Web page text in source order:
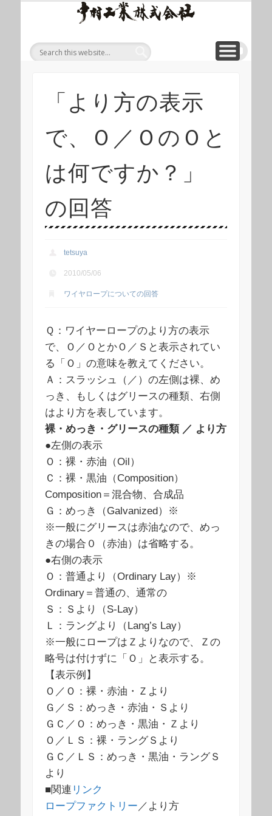
ープ
等重
製品
総合
業株
CORPORATE 会社概要
WIREROPE ワイヤロープについて
MODULIFT モジュリフト
PRODUCT 製品
ONLINE SHOP 「ロープくん」ECショップ
CONTACT お問い合わせ
「より方の表示
で、Ｏ／ＯのＯと
は何ですか？」
の回答
tetsuya
2010/05/06
ワイヤロープについての回答
Ｑ：ワイヤーロープのより方の表示
で、Ｏ／ＯとかＯ／Ｓと表示されてい
る「Ｏ」の意味を教えてください。
Ａ：スラッシュ（／）の左側は裸、め
っき、もしくはグリースの種類、右側
はより方を表しています。
裸・めっき・グリースの種類 ／ より方
●左側の表示
Ｏ：裸・赤油（Oil）
Ｃ：裸・黒油（Composition）
Composition＝混合物、合成品
Ｇ：めっき（Galvanized）※
※一般にグリースは赤油なので、めっ
きの場合０（赤油）は省略する。
●右側の表示
Ｏ：普通より（Ordinary Lay）※
Ordinary＝普通の、通常の
Ｓ：Ｓより（S-Lay）
Ｌ：ラングより（Lang’s Lay）
※一般にロープはＺよりなので、Ｚの
略号は付けずに「Ｏ」と表示する。
【表示例】
Ｏ／Ｏ：裸・赤油・Ｚより
Ｇ／Ｓ：めっき・赤油・Ｓより
ＧＣ／Ｏ：めっき・黒油・Ｚより
Ｏ／ＬＳ：裸・ラングＳより
ＧＣ／ＬＳ：めっき・黒油・ラングＳ
より
■関連 リンク
ロープファクトリー ／より方